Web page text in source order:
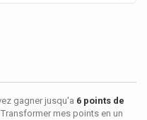
gagner jusqu'a 6 points de
Transformer mes points en un